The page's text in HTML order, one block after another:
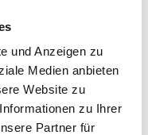
und Anzeigen zu
Medien anbieten
Website zu
zu Ihrer
Partner für
die Pferde und den
Deshalb freue ich
finanziell
Deutscher